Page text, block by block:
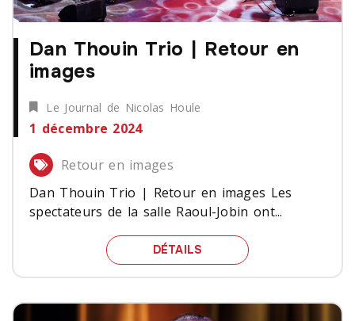
Dan Thouin Trio | Retour en
images
Le Journal de Nicolas Houle
1 décembre 2024
Retour en images
Dan Thouin Trio | Retour en images Les
spectateurs de la salle Raoul-Jobin ont...
DÉTAILS DAN THOUIN TRIO |